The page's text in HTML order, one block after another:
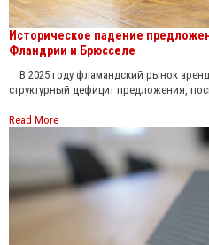
Историческое падение
Фландрии и Брюсселе
В 2025 году фламандский рынок
структурный дефицит предложения,
Read More